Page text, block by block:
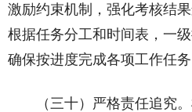
激励约束机制，强化考核结
根据任务分工和时间表，一
确保按进度完成各项工作任务
（三十）严格责任追究